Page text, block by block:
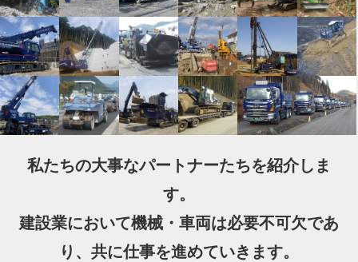
私たちの大事なパートナーたちを紹介しま
す。
建設業において機械・車両は必要不可欠であ
り、共に仕事を進めていきます。